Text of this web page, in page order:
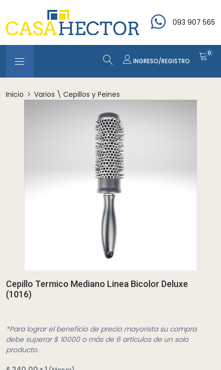
093 907 565
INGRESO/REGISTRO
0
Inicio Varios \ Cepillos y Peines
Cepillo Termico Mediano Linea Bicolor Deluxe
(1016)
*Para lograr el beneficio de precio mayorista su compra
debe superar $ 10000 o más de 6 artículos de un solo
producto.